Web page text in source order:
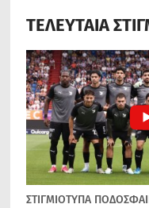
ΤΕΛΕΥΤΑΙΑ
ΣΤΙΓΜΙΟΤΥΠΑ